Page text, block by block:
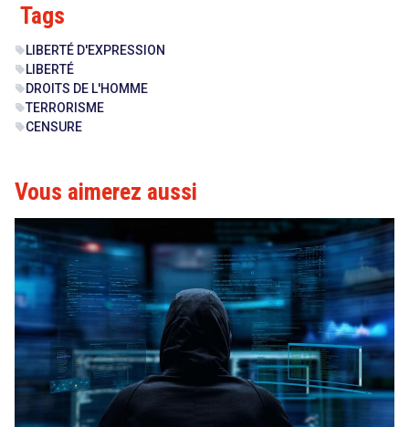
Tags
sell LIBERTÉ D'EXPRESSION
sell LIBERTÉ
sell DROITS DE L'HOMME
sellTERRORISME
sellCENSURE
Vous aimerez aussi